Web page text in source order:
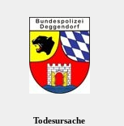
Todesursache